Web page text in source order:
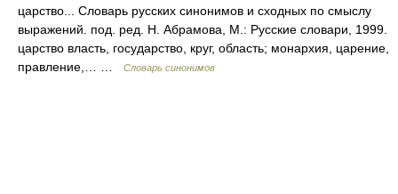
царство... Словарь русских синонимов и сходных по смыслу
выражений. под. ред. Н. Абрамова, М.: Русские словари, 1999.
царство власть, государство, круг, область; монархия, царение,
правление,… …
Словарь синонимов